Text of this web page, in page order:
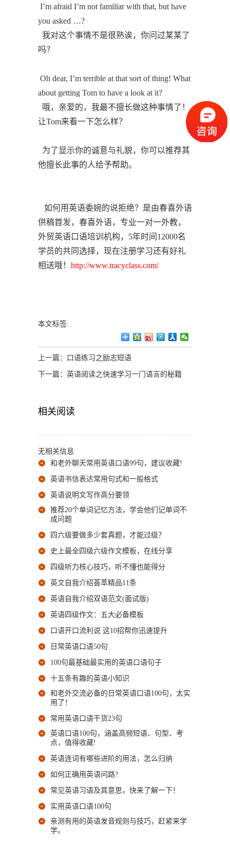
I’m afraid I’m not familiar with that, but have
you asked …?
我对这个事情不是很熟诶，你问过某某了
吗？
Oh dear, I’m terrible at that sort of thing! What
about getting Tom to have a look at it?
哦，亲爱的，我最不擅长做这种事情了！
让Tom来看一下怎么样？
为了显示你的诚意与礼貌，你可以推荐其
他擅长此事的人给予帮助。
如何用英语委婉的说拒绝？是由春喜外语
供稿首发，春喜外语，专业一对一外教，
外贸英语口语培训机构，5年时间12000名
学员的共同选择，现在注册学习还有好礼
相送哦！ http://www.tracyclass.com/
本文标签:
上一篇： 口语练习之励志短语
下一篇： 英语阅读之快速学习一门语言的秘籍
相关阅读
无相关信息
和老外聊天常用英语口语99句，建议收藏!
英语书信表达常用句式和一般格式
英语说明文写作高分要领
推荐20个单词记忆方法，学会他们记单词不
成问题
四六级要做多少套真题，才能过级？
史上最全四级六级作文模板，在线分享
四级听力核心技巧，听不懂也能得分
英文自我介绍荟萃精品11条
英语自我介绍双语范文(面试版)
英语四级作文：五大必备模板
口语开口流利说 这10招帮你迅速提升
日常英语口语50句
100句最基础最实用的英语口语句子
十五条有趣的英语小知识
和老外交流必备的日常英语口语100句，太实
用了！
常用英语口语干货23句
英语口语100句，涵盖高频短语、句型、考
点，值得收藏!
英语连词有哪些进阶的用法，怎么归纳
如何正确用英语问路?
常见英语习语及其意思，快来了解一下！
实用英语口语100句
亲测有用的英语发音规则与技巧，赶紧来学
学。